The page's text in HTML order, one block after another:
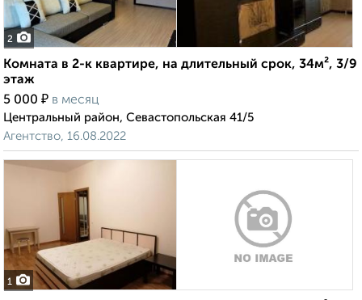
2
Комната в 2-к квартире, на длительный срок, 34м², 3/9
этаж
5 000 ₽ в месяц
Центральный район, Севастопольская 41/5
Агентство, 16.08.2022
1